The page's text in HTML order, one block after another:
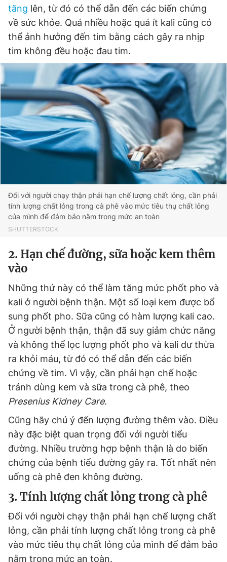
tăng lên, từ đó có thể dẫn đến các biến chứng
về sức khỏe. Quá nhiều hoặc quá ít kali cũng có
thể ảnh hưởng đến tim bằng cách gây ra nhịp
tim không đều hoặc đau tim.
Đối với người chạy thận phải hạn chế lượng chất lỏng, cần phải
tính lượng chất lỏng trong cà phê vào mức tiêu thụ chất lỏng
của mình để đảm bảo nằm trong mức an toàn
SHUTTERSTOCK
2. Hạn chế đường, sữa hoặc kem thêm
vào
Những thứ này có thể làm tăng mức phốt pho và
kali ở người bệnh thận. Một số loại kem được bổ
sung phốt pho. Sữa cũng có hàm lượng kali cao.
Ở người bệnh thận, thận đã suy giảm chức năng
và không thể lọc lượng phốt pho và kali dư thừa
ra khỏi máu, từ đó có thể dẫn đến các biến
chứng về tim. Vì vậy, cần phải hạn chế hoặc
tránh dùng kem và sữa trong cà phê, theo
Presenius Kidney Care.
Cũng hãy chú ý đến lượng đường thêm vào. Điều
này đặc biệt quan trọng đối với người tiểu
đường. Nhiều trường hợp bệnh thận là do biến
chứng của bệnh tiểu đường gây ra. Tốt nhất nên
uống cà phê đen không đường.
3. Tính lượng chất lỏng trong cà phê
Đối với người chạy thận phải hạn chế lượng chất
lỏng, cần phải tính lượng chất lỏng trong cà phê
vào mức tiêu thụ chất lỏng của mình để đảm bảo
nằm trong mức an toàn.